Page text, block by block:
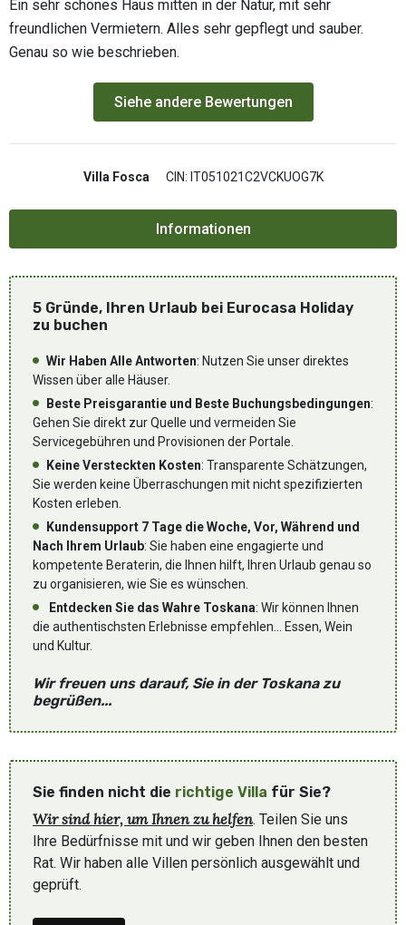
Ein sehr schönes Haus mitten in der Natur, mit sehr
freundlichen Vermietern. Alles sehr gepflegt und sauber.
Genau so wie beschrieben.
Siehe andere Bewertungen
Villa Fosca CIN: IT051021C2VCKUOG7K
5 Gründe, Ihren Urlaub bei Eurocasa Holiday
zu buchen
Wir Haben Alle Antworten: Nutzen Sie unser direktes
Wissen über alle Häuser.
Beste Preisgarantie und Beste Buchungsbedingungen:
Gehen Sie direkt zur Quelle und vermeiden Sie
Servicegebühren und Provisionen der Portale.
Keine Versteckten Kosten: Transparente Schätzungen,
Sie werden keine Überraschungen mit nicht spezifizierten
Kosten erleben.
Kundensupport 7 Tage die Woche, Vor, Während und
Nach Ihrem Urlaub: Sie haben eine engagierte und
kompetente Beraterin, die Ihnen hilft, Ihren Urlaub genau so
zu organisieren, wie Sie es wünschen.
Entdecken Sie das Wahre Toskana: Wir können Ihnen
die authentischsten Erlebnisse empfehlen... Essen, Wein
und Kultur.
Wir freuen uns darauf, Sie in der Toskana zu
begrüßen...
Sie finden nicht die richtige Villa für Sie?
Wir sind hier, um Ihnen zu helfen. Teilen Sie uns
Ihre Bedürfnisse mit und wir geben Ihnen den besten
Rat. Wir haben alle Villen persönlich ausgewählt und
geprüft.